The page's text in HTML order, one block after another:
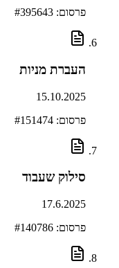
פרסום: # 395643
העברת מניות
15.10.2025
פרסום: # 151474
סילוק שעבוד
17.6.2025
פרסום: # 140786